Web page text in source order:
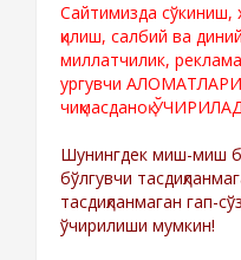
Сайтимизда сўкиниш,
қилиш, салбий ва
миллатчилик, реклама
ургувчи
чиқмасданоқ
Шунингдек миш-миш
бўлгувчи
тасдиқланмаган гап-
ўчирилиши мумкин!